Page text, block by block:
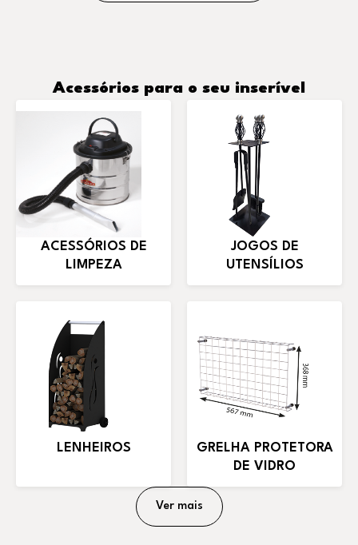
Acessórios para o seu inserível
ACESSÓRIOS DE
LIMPEZA
JOGOS DE
UTENSÍLIOS
LENHEIROS
GRELHA PROTETORA
DE VIDRO
Ver mais